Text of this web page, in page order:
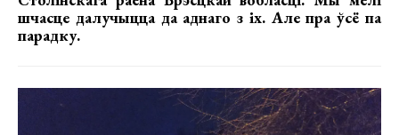
шчасце далучыцца да аднаго з іх. Але пра ўсё па
парадку.